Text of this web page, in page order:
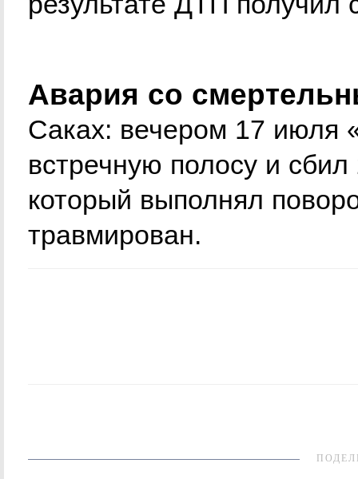
Авария со
Саках: вечером 17 июля
встречную полосу и
который выполнял
травмирован.